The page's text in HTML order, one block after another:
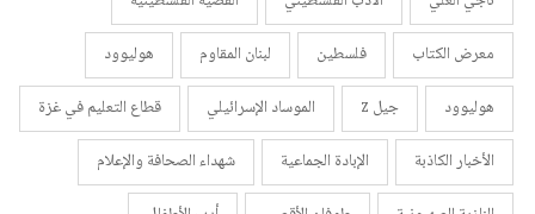
معرض الكتاب
فلسطين لبنان المقاوم
هوليوود
هوليوود
جيل z الموساد الإسرائيلي
قطاع التعليم في غزة
الأخبار الكاذبة
الإبادة الجماعية
شهداء الصحافة والإعلام